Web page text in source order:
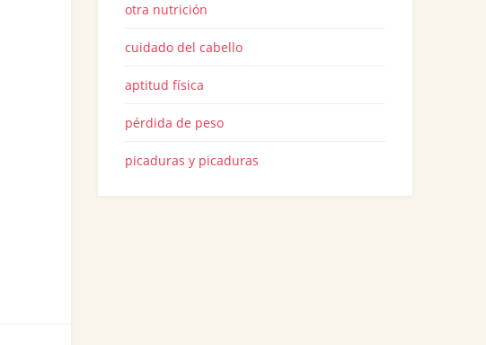
otra nutrición
cuidado del cabello
aptitud física
pérdida de peso
picaduras y picaduras